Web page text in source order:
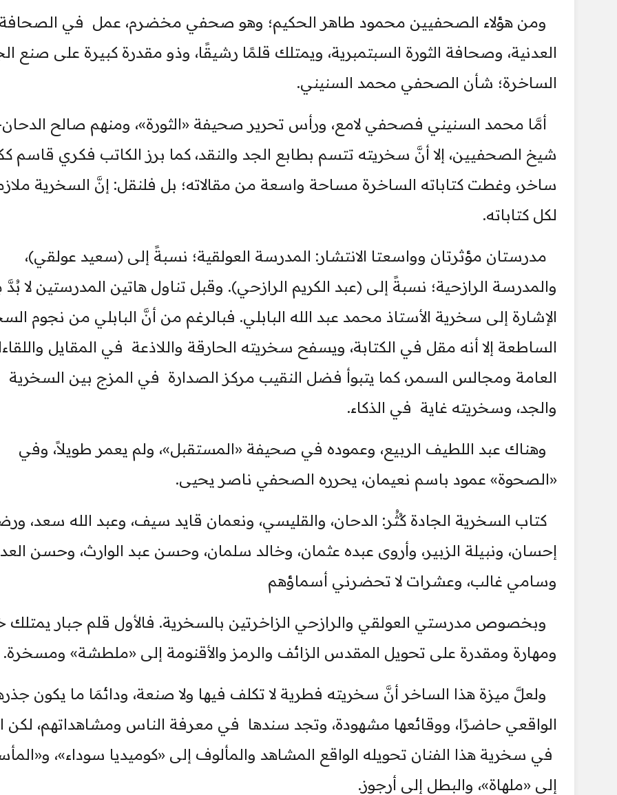
ومن هؤلاء الصحفيين محمود طاهر الحكيم؛ وهو صحفي مخضرم، عمل في الصحافة
العدنية، وصحافة الثورة السبتمبرية، ويمتلك قلمًا رشيقًا، وذو مقدرة كبيرة على صنع
الساخرة؛ شأن الصحفي محمد السنيني.
أمَّا محمد السنيني فصحفي لامع، ورأس تحرير صحيفة «الثورة»، ومنهم صالح
شيخ الصحفيين، إلا أنَّ سخريته تتسم بطابع الجد والنقد، كما برز الكاتب فكري قاسم
ساخر، وغطت كتاباته الساخرة مساحة واسعة من مقالاته؛ بل فلنقل: إنَّ السخرية
لكل كتاباته.
مدرستان مؤثرتان وواسعتا الانتشار: المدرسة العولقية؛ نسبةً إلى (سعيد عولقي)،
والمدرسة الرازحية؛ نسبةً إلى (عبد الكريم الرازحي). وقبل تناول هاتين المدرستين لا
الإشارة إلى سخرية الأستاذ محمد عبد الله البابلي. فبالرغم من أنَّ البابلي من نجوم
الساطعة إلا أنه مقل في الكتابة، ويسفح سخريته الحارقة واللاذعة في المقايل
العامة ومجالس السمر، كما يتبوأ فضل النقيب مركز الصدارة في المزج بين السخرية
والجد، وسخريته غاية في الذكاء.
وهناك عبد اللطيف الربيع، وعموده في صحيفة «المستقبل»، ولم يعمر طويلاً، وفي
«الصحوة» عمود باسم نعيمان، يحرره الصحفي ناصر يحيى.
كتاب السخرية الجادة كُثُر: الدحان، والقليسي، ونعمان قايد سيف، وعبد الله سعد،
إحسان، ونبيلة الزبير، وأروى عبده عثمان، وخالد سلمان، وحسن عبد الوارث، وحسن
وسامي غالب، وعشرات لا تحضرني أسماؤهم
وبخصوص مدرستي العولقي والرازحي الزاخرتين بالسخرية. فالأول قلم جبار يمتلك
ومهارة ومقدرة على تحويل المقدس الزائف والرمز والأقنومة إلى «ملطشة» ومسخرة.
ولعلَّ ميزة هذا الساخر أنَّ سخريته فطرية لا تكلف فيها ولا صنعة، ودائمَا ما يكون
الواقعي حاضرًا، ووقائعها مشهودة، وتجد سندها في معرفة الناس ومشاهداتهم، لكن
في سخرية هذا الفنان تحويله الواقع المشاهد والمألوف إلى «كوميديا سوداء»،
إلى «ملهاة»، والبطل إلى أرجوز.